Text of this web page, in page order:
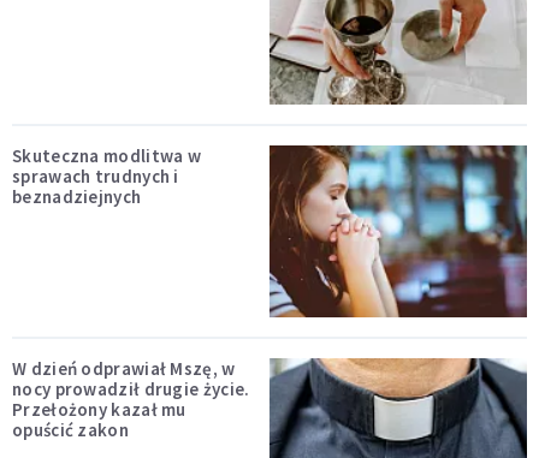
Skuteczna modlitwa w
sprawach trudnych i
beznadziejnych
W dzień odprawiał Mszę, w
nocy prowadził drugie życie.
Przełożony kazał mu
opuścić zakon